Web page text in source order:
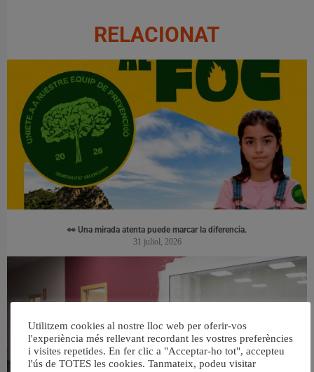
RELACIONAT
👀 Una mirada atenta puede marcar la diferencia.
31 juliol, 2026
Utilitzem cookies al nostre lloc web per oferir-vos
l'experiència més rellevant recordant les vostres preferències
i visites repetides. En fer clic a "Acceptar-ho tot", accepteu
l'ús de TOTES les cookies. Tanmateix, podeu visitar